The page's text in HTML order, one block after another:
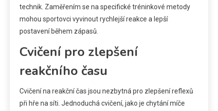
technik. Zaměřením se na specifické tréninkové metody
mohou sportovci vyvinout rychlejší reakce a lepší
postavení během zápasů.
Cvičení pro zlepšení
reakčního času
Cvičení na reakční čas jsou nezbytná pro zlepšení reflexů
při hře na síti. Jednoduchá cvičení, jako je chytání míče